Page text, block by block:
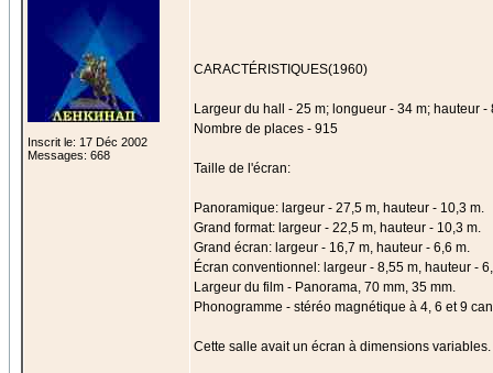
Inscrit le: 17 Déc 2002
Messages: 668
CARACTÉRISTIQUES(1960)
Largeur du hall - 25 m; longueur - 34 m; hauteur -
Nombre de places - 915
Taille de l'écran:
Panoramique: largeur - 27,5 m, hauteur - 10,3 m.
Grand format: largeur - 22,5 m, hauteur - 10,3 m.
Grand écran: largeur - 16,7 m, hauteur - 6,6 m.
Écran conventionnel: largeur - 8,55 m, hauteur -
Largeur du film - Panorama, 70 mm, 35 mm.
Phonogramme - stéréo magnétique à 4, 6 et 9
Cette salle avait un écran à dimensions